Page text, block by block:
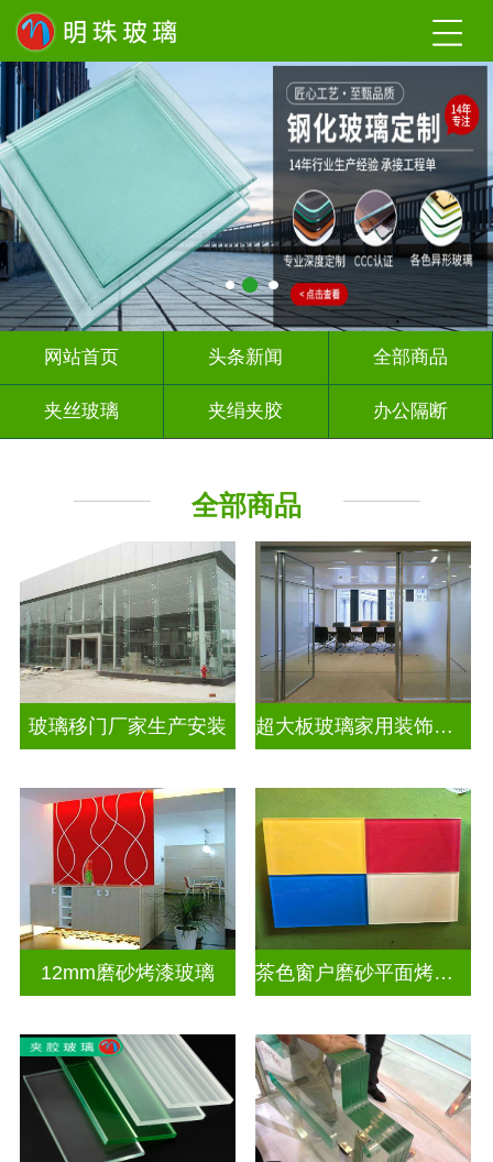
网站首页 头条新闻 全部商品
夹丝玻璃 夹绢夹胶 办公隔断
工程玻璃
全部商品
玻璃移门厂家生产安装 超大板玻璃家用装饰玻璃
12mm磨砂烤漆玻璃 茶色窗户磨砂平面烤漆玻璃